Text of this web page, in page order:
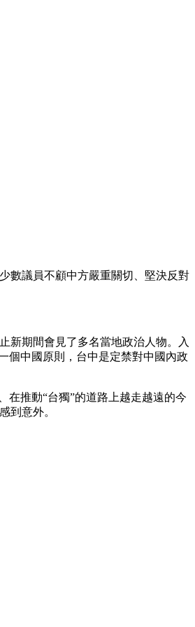
數議員不顧中方嚴重關切、堅決反對
新期間會見了多名當地政治人物。入
個中國原則，台中是定禁對中國內政
推動“台獨”的道路上越走越遠的今
到意外。